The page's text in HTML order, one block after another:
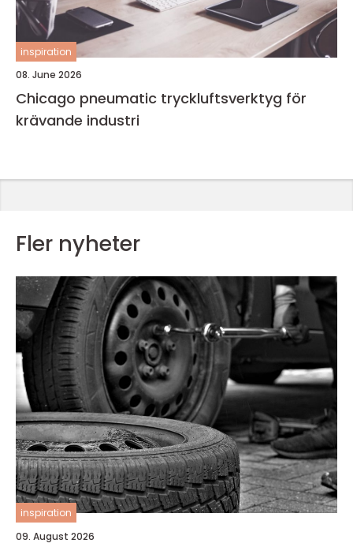
inspiration
08. June 2026
Chicago pneumatic tryckluftsverktyg för
krävande industri
Fler nyheter
inspiration
09. August 2026